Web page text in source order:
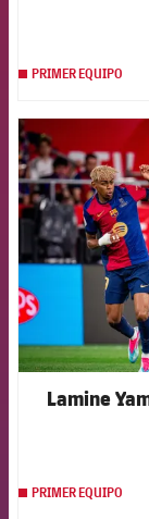
PRIMER EQUIPO
Lamine
PRIMER EQUIPO